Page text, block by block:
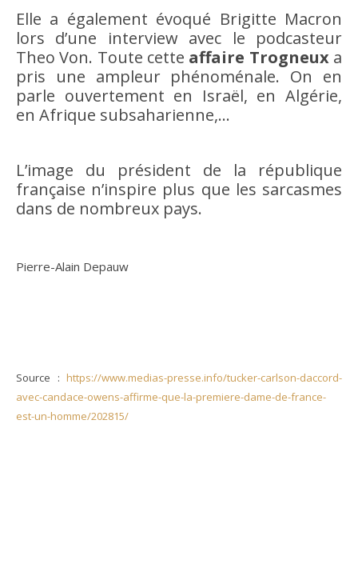
Elle a également évoqué Brigitte Macron
lors d’une interview avec le podcasteur
Theo Von. Toute cette affaire Trogneuxa
pris une ampleur phénoménale. On en
parle ouvertement en Israël, en Algérie,
en Afrique subsaharienne,…
L’image du président de la république
française n’inspire plus que les sarcasmes
dans de nombreux pays.
Pierre-Alain Depauw
Source : https://www.medias-presse.info/tucker-carlson-daccord-
avec-candace-owens-affirme-que-la-premiere-dame-de-france-
est-un-homme/202815/